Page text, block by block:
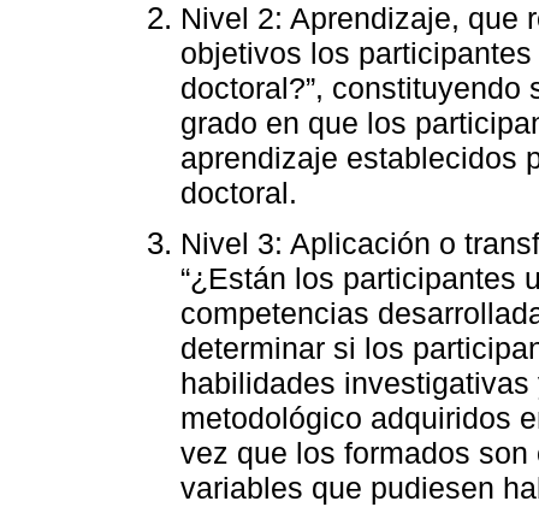
Nivel 2: Aprendizaje, que
objetivos los
doctoral?”,
grado en que los
aprendizaje establecidos
doctoral.
Nivel 3: Aplicación o
“¿Están los participantes
competencias
determinar si los
habilidades
metodológico adquiridos
vez que los formados
variables que pudiesen